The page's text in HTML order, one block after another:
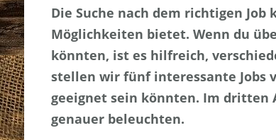
Die Suche nach dem richtigen
Möglichkeiten bietet. Wenn du
könnten, ist es hilfreich,
stellen wir fünf interessante Jobs
geeignet sein könnten. Im dritten
genauer beleuchten.